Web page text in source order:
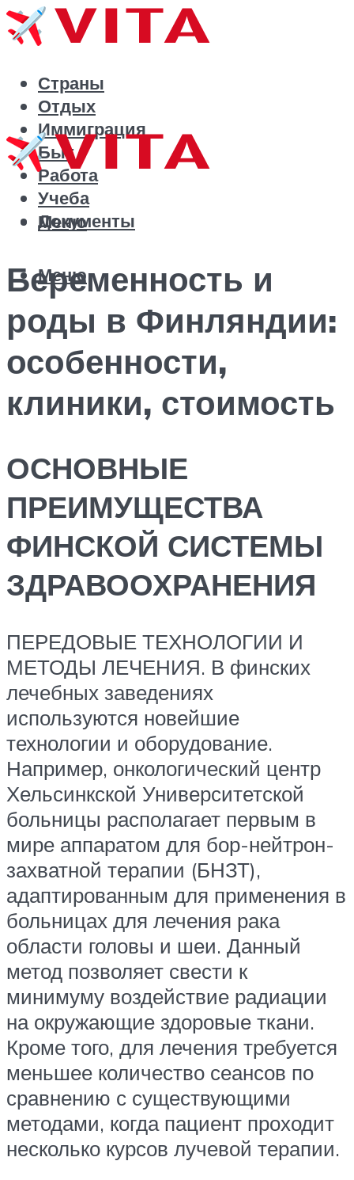
Страны
Отдых
Иммиграция
Быт
Работа
Учеба
Документы
Меню
Меню
Беременность и
роды в Финляндии:
особенности,
клиники, стоимость
ОСНОВНЫЕ
ПРЕИМУЩЕСТВА
ФИНСКОЙ СИСТЕМЫ
ЗДРАВООХРАНЕНИЯ
ПЕРЕДОВЫЕ ТЕХНОЛОГИИ И
МЕТОДЫ ЛЕЧЕНИЯ. В финских
лечебных заведениях
используются новейшие
технологии и оборудование.
Например, онкологический центр
Хельсинкской Университетской
больницы располагает первым в
мире аппаратом для бор-нейтрон-
захватной терапии (БНЗТ),
адаптированным для применения в
больницах для лечения рака
области головы и шеи. Данный
метод позволяет свести к
минимуму воздействие радиации
на окружающие здоровые ткани.
Кроме того, для лечения требуется
меньшее количество сеансов по
сравнению с существующими
методами, когда пациент проходит
несколько курсов лучевой терапии.